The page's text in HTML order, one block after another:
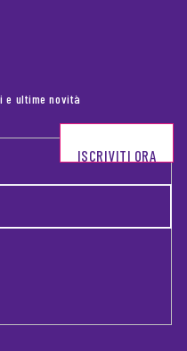
e ultime novità
ISCRIVITI ORA